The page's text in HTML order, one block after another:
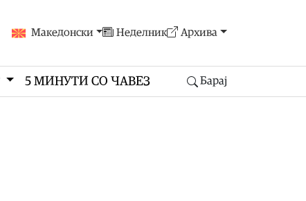
Македонски Неделник Архива
5 МИНУТИ СО ЧАВЕЗ Барај